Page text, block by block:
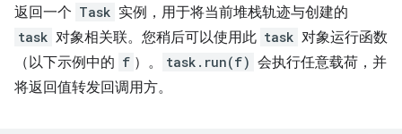
返回一个 Task 实例，用于将当前堆栈轨迹与创建的
task 对象相关联。您稍后可以使用此 task 对象运行函数
（以下示例中的 f ）。 task.run(f) 会执行任意载荷，并
将返回值转发回调用方。